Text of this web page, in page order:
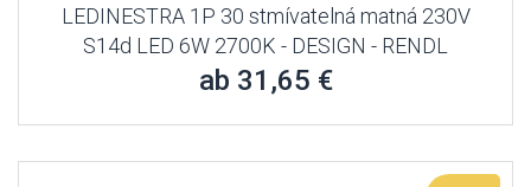
LEDINESTRA 1P 30 stmívatelná matná 230V
S14d LED 6W 2700K - DESIGN - RENDL
ab 31,65 €